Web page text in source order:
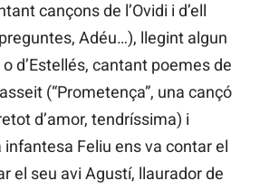
cançons de l’Ovidi i d’ell
Adéu…), llegint algun
o d’Estellés, cantant poemes de
(“Prometença”, una cançó
d’amor, tendríssima) i
Feliu ens va contar el
el seu avi Agustí, llaurador de